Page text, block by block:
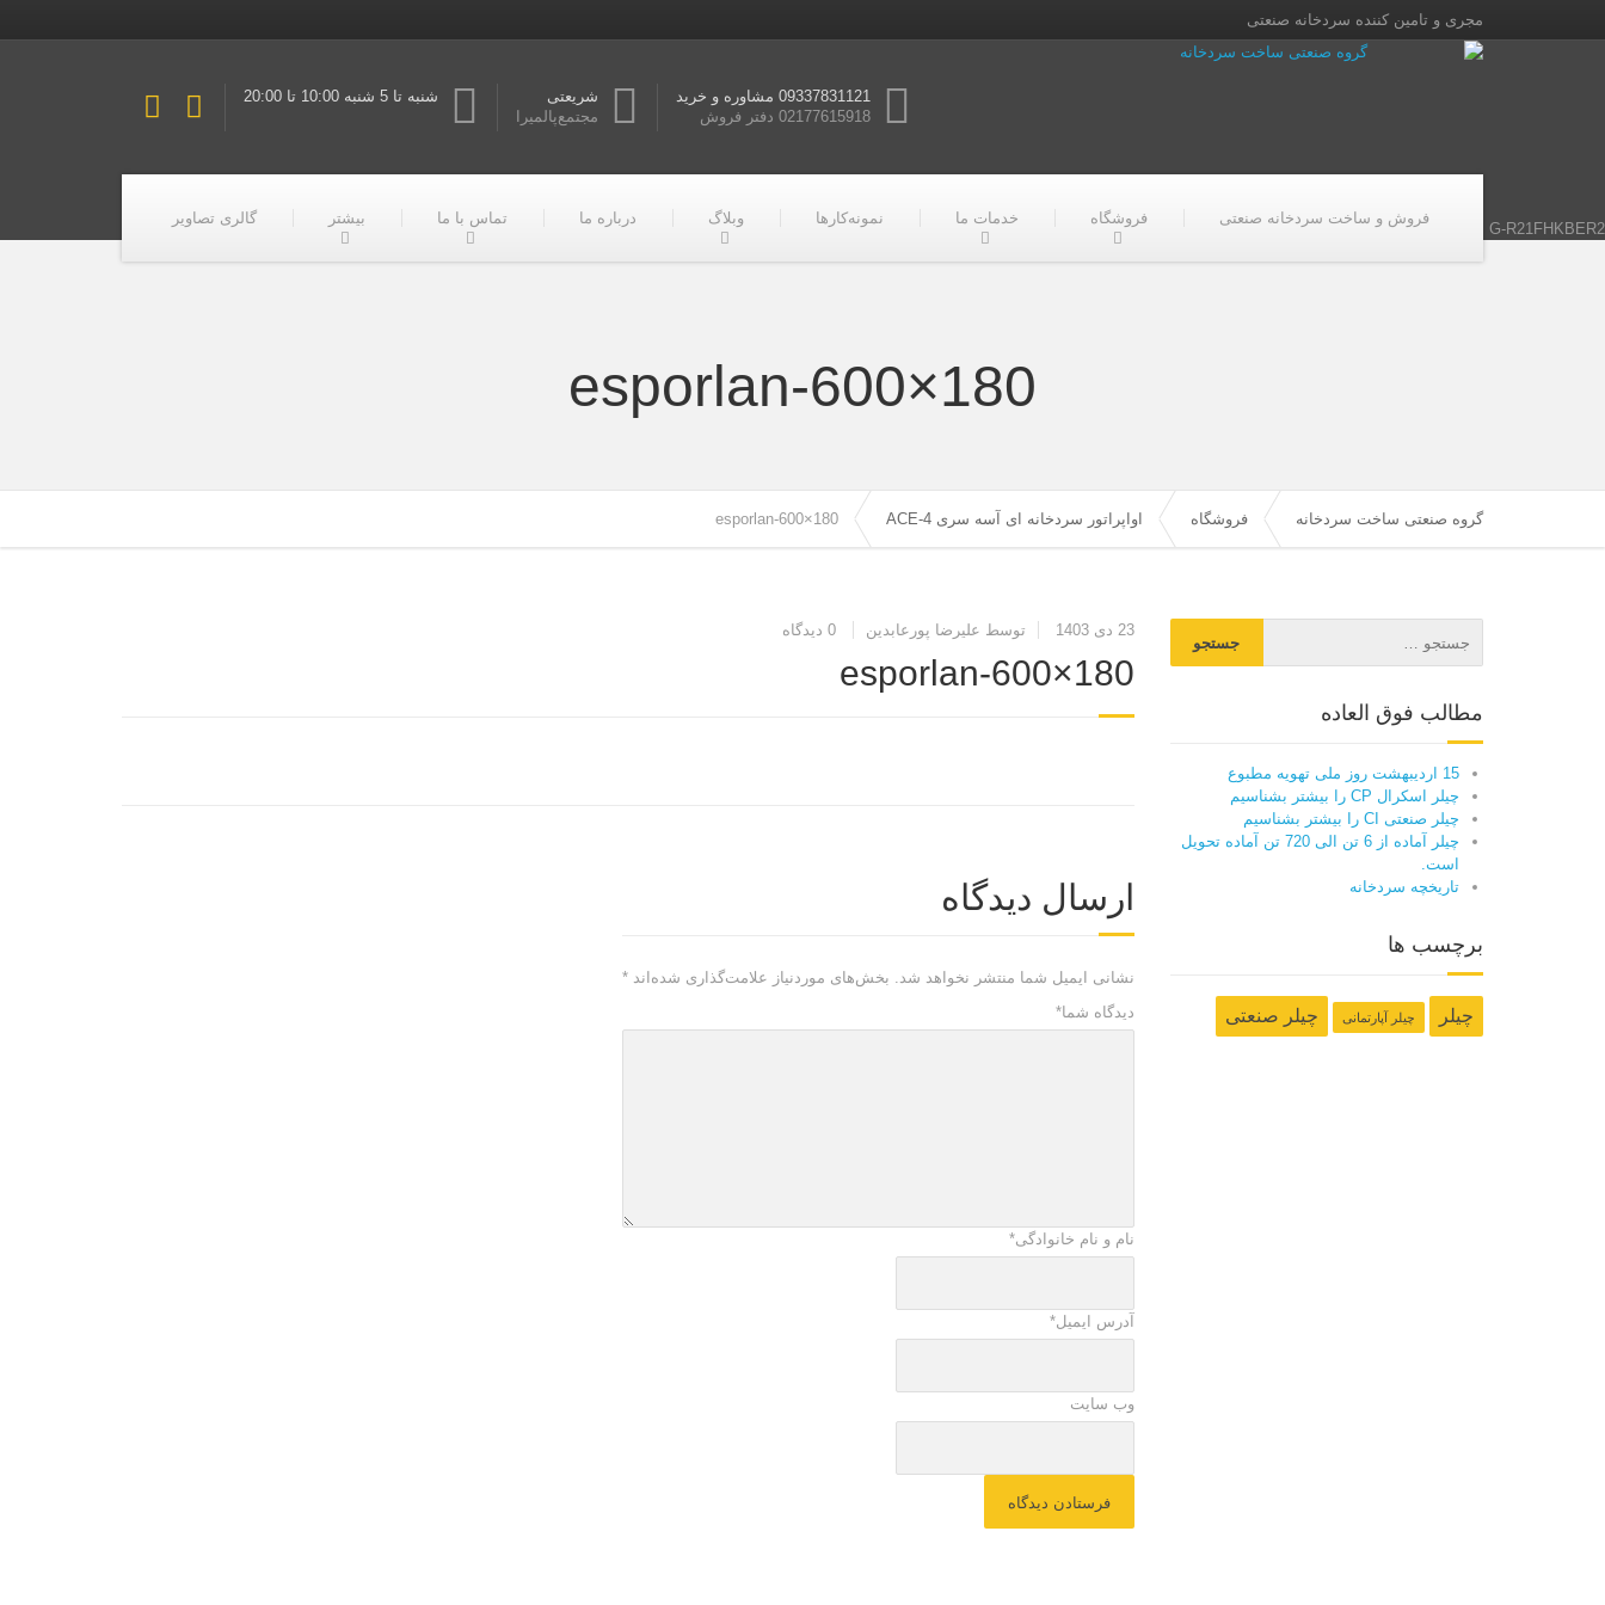
مجری و تامین کننده سردخانه صنعتی
09337831121 مشاوره و خرید
02177615918 دفتر فروش
شریعتی
مجتمع‌پالمیرا
شنبه تا 5 شنبه 10:00 تا 20:00
فروش و ساخت سردخانه صنعتی فروشگاه خدمات ما نمونه‌کارها وبلاگ درباره ما تماس با ما بیشتر گالری تصاویر
G-R21FHKBER2
esporlan-600×180
گروه صنعتی ساخت سردخانه فروشگاه اواپراتور سردخانه ای آسه سری ACE-4 esporlan-600×180
23 دی 1403 توسط علیرضا پورعابدین 0 دیدگاه
esporlan-600×180
ارسال دیدگاه
نشانی ایمیل شما منتشر نخواهد شد. بخش‌های موردنیاز علامت‌گذاری شده‌اند*
دیدگاه شما*
نام و نام خانوادگی*
آدرس ایمیل*
وب سایت
مطالب فوق العاده
15 اردیبهشت روز ملی تهویه مطبوع
چیلر اسکرال CP را بیشتر بشناسیم
چیلر صنعتی CI را بیشتر بشناسیم
چیلر آماده از 6 تن الی 720 تن آماده تحویل
است.
تاریخچه سردخانه
برچسب ها
چیلر چیلر آپارتمانی چیلر صنعتی